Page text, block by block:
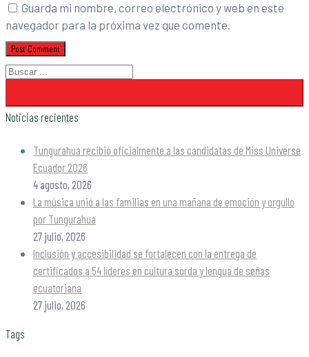
Guarda mi nombre, correo electrónico y web en este
navegador para la próxima vez que comente.
Noticias recientes
Tungurahua recibió oficialmente a las candidatas de Miss Universe
Ecuador 2026
4 agosto, 2026
La música unió a las familias en una mañana de emoción y orgullo
por Tungurahua
27 julio, 2026
Inclusión y accesibilidad se fortalecen con la entrega de
certificados a 54 líderes en cultura sorda y lengua de señas
ecuatoriana
27 julio, 2026
Tags